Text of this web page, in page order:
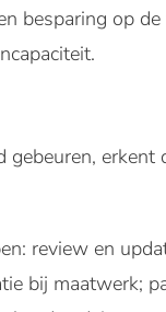
besparing op
review en
bij maatwerk;